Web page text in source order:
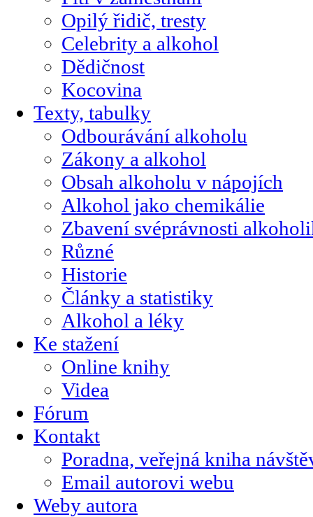
Opilý řidič, tresty
Celebrity a alkohol
Dědičnost
Kocovina
Texty, tabulky
Odbourávání alkoholu
Zákony a alkohol
Obsah alkoholu v nápojích
Alkohol jako chemikálie
Zbavení svéprávnosti
Různé
Historie
Články a statistiky
Alkohol a léky
Ke stažení
Online knihy
Videa
Fórum
Kontakt
Poradna, veřejná kniha
Email autorovi webu
Weby autora